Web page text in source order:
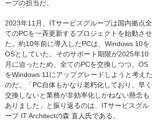
ープの担当だ。
2023年11月、ITサービスグループは国内拠点全
てのPCを一斉更新するプロジェクトを始動させ
た。約10年前に導入したPCは、Windows 10を
OSとしていた。そのサポート期限が2025年10
月に迫ったため、全てのPCを交換しつつ、OS
をWindows 11にアップグレードしようと考えた
のだ。「PC自体もかなり老朽化しており、早く
交換しないと業務が非効率化しかねない懸念も
ありました」と振り返るのは、ITサービスグル
ープ IT Architectの森 直人氏である。